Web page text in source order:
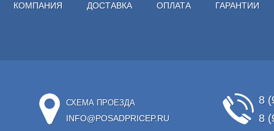
КОМПАНИЯ ДОСТАВКА ОПЛАТА ГАРАНТИИ
СХЕМА ПРОЕЗДА
INFO@POSADPRICEP.RU
8
8